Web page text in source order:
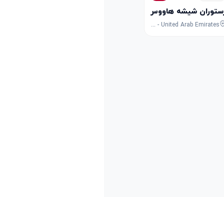
شیشه هاووس
Al Attar Tower - 99 Sheikh Zayed Rd - Trade Centre - DIFC - Dubai - United Arab Emirates